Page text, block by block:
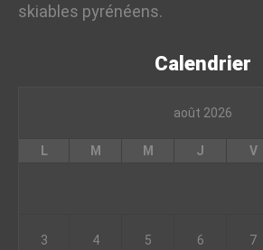
skiables pyrénéens.
Calendrier
août 2026
L M M J V
3 4 5 6 7